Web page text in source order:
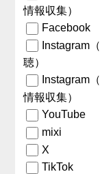
情報収集）
Facebook
Instagram
聴）
Instagram
情報収集）
YouTube
mixi
X
TikTok